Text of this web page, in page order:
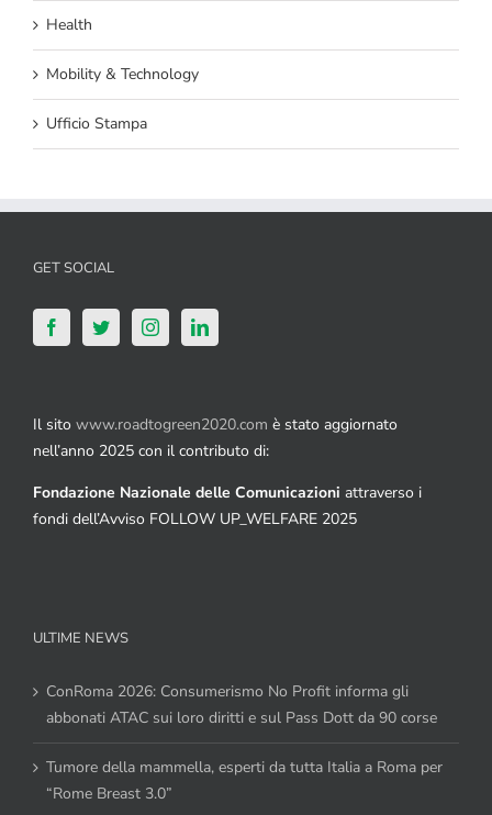
Health
Mobility & Technology
Ufficio Stampa
GET SOCIAL
Il sito www.roadtogreen2020.com è stato aggiornato
nell’anno 2025 con il contributo di:
Fondazione Nazionale delle Comunicazioni attraverso i
fondi dell’Avviso FOLLOW UP_WELFARE 2025
ULTIME NEWS
ConRoma 2026: Consumerismo No Profit informa gli
abbonati ATAC sui loro diritti e sul Pass Dott da 90 corse
Tumore della mammella, esperti da tutta Italia a Roma per
“Rome Breast 3.0”